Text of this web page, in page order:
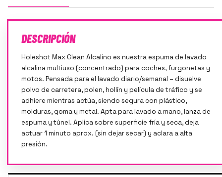
DESCRIPCIÓN
Holeshot Max Clean Alcalino es nuestra espuma de lavado
alcalina multiuso (concentrado) para coches, furgonetas y
motos. Pensada para el lavado diario/semanal – disuelve
polvo de carretera, polen, hollín y película de tráfico y se
adhiere mientras actúa, siendo segura con plástico,
molduras, goma y metal. Apta para lavado a mano, lanza de
espuma y túnel. Aplica sobre superficie fría y seca, deja
actuar 1 minuto aprox. (sin dejar secar) y aclara a alta
presión.